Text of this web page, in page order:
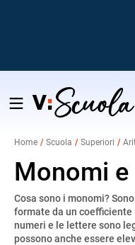
Salta
contenuto
Home Scuola Superiori
Monomi
Cosa sono i monomi?
formate da un coefficiente
numeri e le lettere sono
possono anche essere